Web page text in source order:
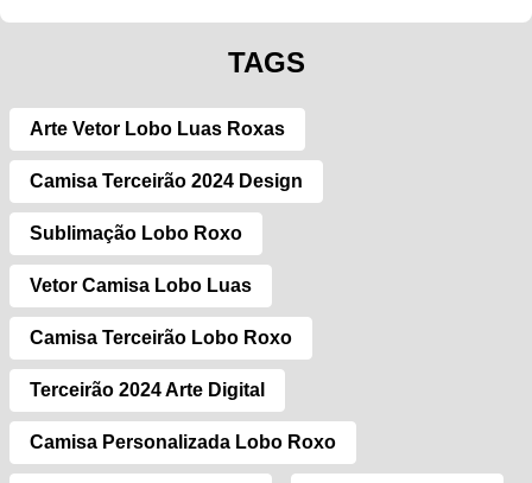
TAGS
Arte Vetor Lobo Luas Roxas
Camisa Terceirão 2024 Design
Sublimação Lobo Roxo
Vetor Camisa Lobo Luas
Camisa Terceirão Lobo Roxo
Terceirão 2024 Arte Digital
Camisa Personalizada Lobo Roxo